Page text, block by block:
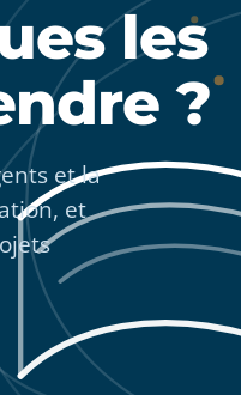
les
?
et la
et